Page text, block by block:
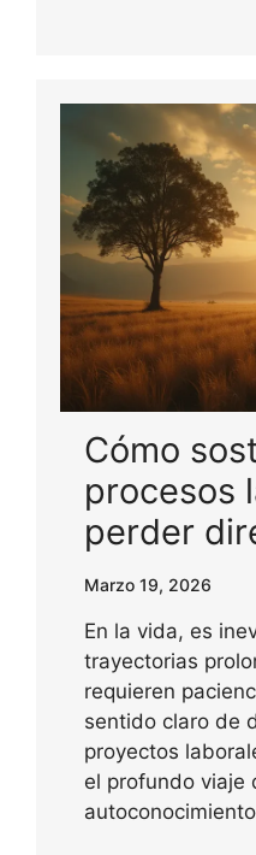
Cómo
procesos
perder
Marzo 19, 2026
En la vida, es
trayectorias
requieren
sentido claro de
proyectos
el profundo viaje